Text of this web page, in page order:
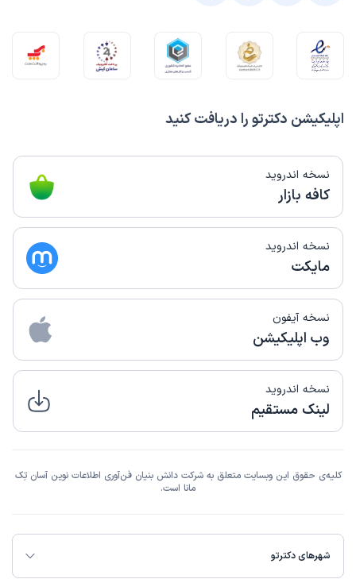
اپلیکیشن دکترتو را دریافت کنید
نسخه اندروید
کافه بازار
نسخه اندروید
مایکت
نسخه آیفون
وب اپلیکیشن
نسخه اندروید
لینک مستقیم
کلیه‌ی حقوق این وبسایت متعلق به شرکت دانش بنیان فن‌آوری اطلاعات نوین آسان تِک
مانا است.
شهرهای دکترتو